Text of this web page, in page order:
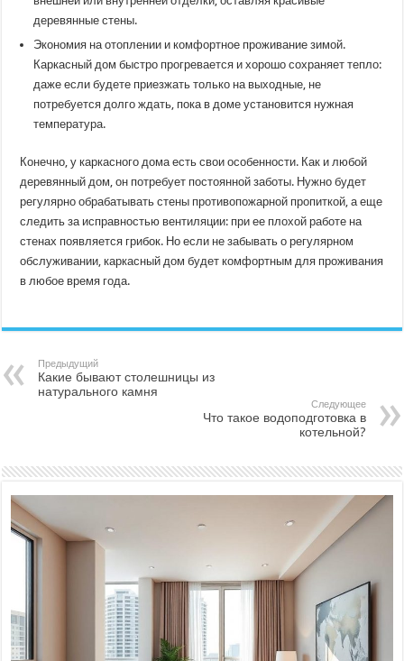
деревянные стены.
Экономия на отоплении и комфортное проживание зимой.
Каркасный дом быстро прогревается и хорошо сохраняет тепло:
даже если будете приезжать только на выходные, не
потребуется долго ждать, пока в доме установится нужная
температура.
Конечно, у каркасного дома есть свои особенности. Как и любой
деревянный дом, он потребует постоянной заботы. Нужно будет
регулярно обрабатывать стены противопожарной пропиткой, а еще
следить за исправностью вентиляции: при ее плохой работе на
стенах появляется грибок. Но если не забывать о регулярном
обслуживании, каркасный дом будет комфортным для проживания
в любое время года.
Предыдущий
Какие бывают столешницы из
натурального камня
Следующее
Что такое водоподготовка в
котельной?